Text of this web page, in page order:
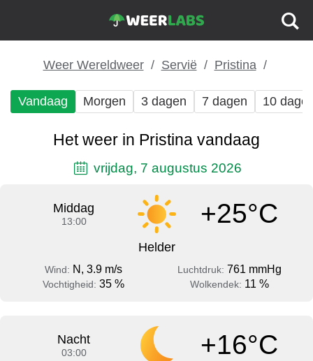
Weer Wereldweer Servië Pristina
Vandaag Morgen 3 dagen 7 dagen 10
Het weer in Pristina vandaag
vrijdag, 7 augustus 2026
Middag
13:00 +25°C
Helder
Wind: N, 3.9 m/s Luchtdruk: 761 mmHg
Vochtigheid: 35 % Wolkendek: 11 %
Nacht
03:00 +16°C